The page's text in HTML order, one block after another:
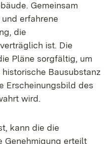
Gemeinsam
erfahrene
die
ist. Die
Pläne sorgfältig, um
Bausubstanz
Erscheinungsbild des
wird.
kann die die
Genehmigung erteilt